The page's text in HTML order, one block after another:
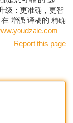
级：更准确，更智
增强 译稿的 精确
Report this page